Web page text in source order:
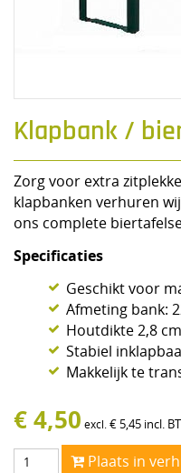
Klapbank /
Zorg voor extra
klapbanken verhuren
ons complete
Specificaties
Geschikt voor
Afmeting bank:
Houtdikte 2,8 cm
Stabiel
Makkelijk te
€4,50 excl. € 5,45 incl.
Plaats in